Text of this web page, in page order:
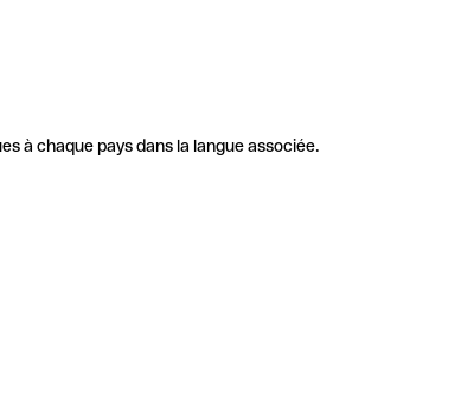
à chaque pays dans la langue associée.